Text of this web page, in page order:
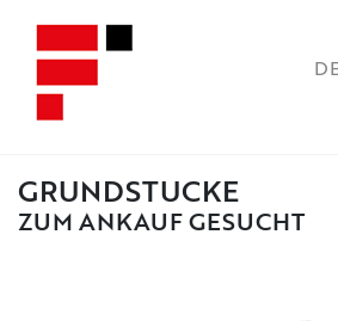
HOME
GRUNDSTÜCKE
ZUM ANKAUF GESUCHT